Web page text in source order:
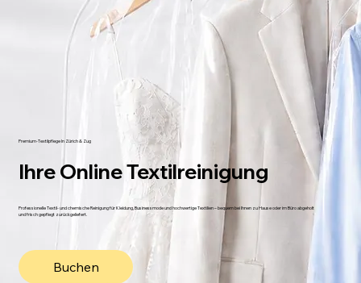
Premium-Textilpflege In Zürich & Zug
Ihre Online Textilreinigung
Professionelle Textil- und chemische Reinigung für Kleidung, Businessmode und hochwertige Textilien – bequem bei Ihnen zu Hause oder im Büro abgeholt
und frisch gepflegt zurückgeliefert.
Buchen